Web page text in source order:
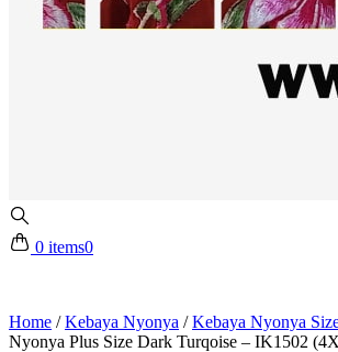
0 items0
Home /Kebaya Nyonya /Kebaya Nyonya
Nyonya Plus Size Dark Turqoise – IK1502